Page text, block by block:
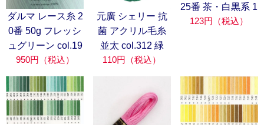
ダルマ レース糸 2
0番 50g フレッシ
ュグリーン col.19
950円（税込）
元廣 シェリー 抗
菌 アクリル毛糸
並太 col.312 緑
110円（税込）
25番 茶・白黒系 1
123円（税込）